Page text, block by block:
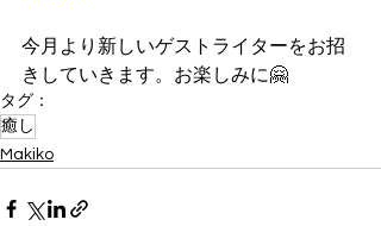
今月より新しいゲストライターをお招
きしていきます。お楽しみに🤗
タグ：
癒し
Makiko